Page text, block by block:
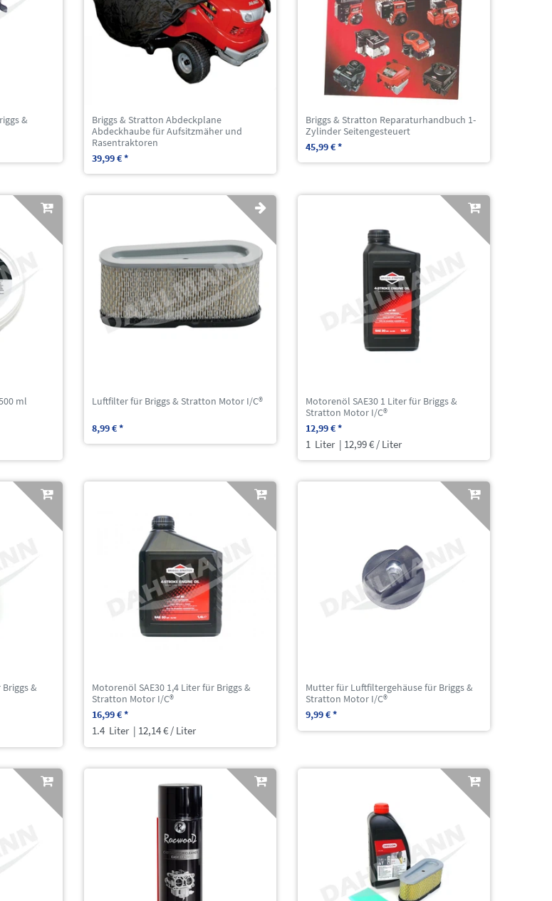
&
Briggs & Stratton Abdeckplane
Abdeckhaube für Aufsitzmäher und
Rasentraktoren
39,99 € *
Briggs & Stratton Reparaturhandbuch 1-
Zylinder Seitengesteuert
45,99 € *
ml Luftfilter für Briggs & Stratton Motor I/C®
8,99 € *
Motorenöl SAE30 1 Liter für Briggs &
Stratton Motor I/C®
12,99 € *
1 Liter | 12,99 € / Liter
&
Motorenöl SAE30 1,4 Liter für Briggs &
Stratton Motor I/C®
16,99 € *
1.4 Liter | 12,14 € / Liter
Mutter für Luftfiltergehäuse für Briggs &
Stratton Motor I/C®
9,99 € *